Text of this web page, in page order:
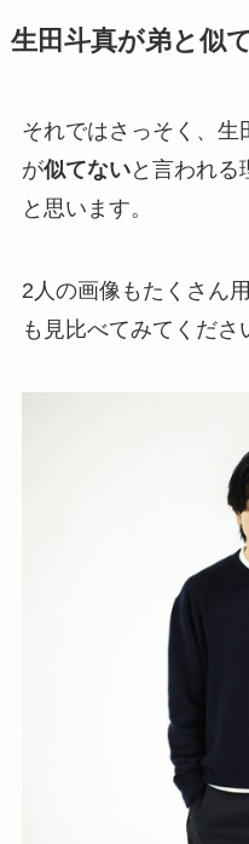
生田斗真が弟と似
それではさっそく、生
が似てないと言われる
と思います。
2人の画像もたくさん
も見比べてみてくださ